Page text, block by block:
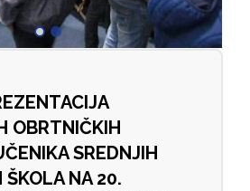
OBRTNIČKIH
SREDNJIH
NA 20.